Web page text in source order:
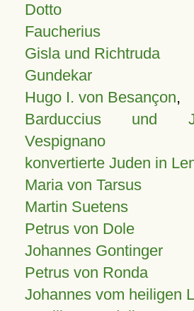
Dotto
Faucherius
Gisla und Richtruda
Gundekar
Hugo I. von Besançon,
Barduccius und
Vespignano
konvertierte Juden in
Maria von Tarsus
Martin Suetens
Petrus von Dole
Johannes Gontinger
Petrus von Ronda
Johannes vom heiligen